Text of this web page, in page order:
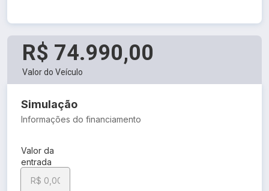
R$ 74.990,00
Valor do Veículo